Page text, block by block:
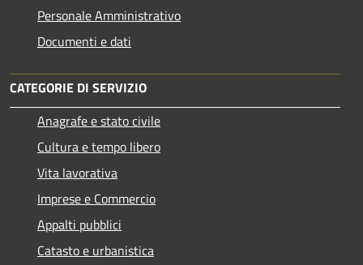
Personale Amministrativo
Documenti e dati
CATEGORIE DI SERVIZIO
Anagrafe e stato civile
Cultura e tempo libero
Vita lavorativa
Imprese e Commercio
Appalti pubblici
Catasto e urbanistica